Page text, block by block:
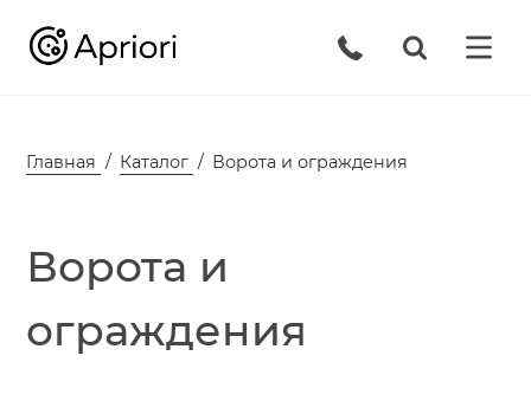
Главная Каталог Ворота и ограждения
Ворота и
ограждения